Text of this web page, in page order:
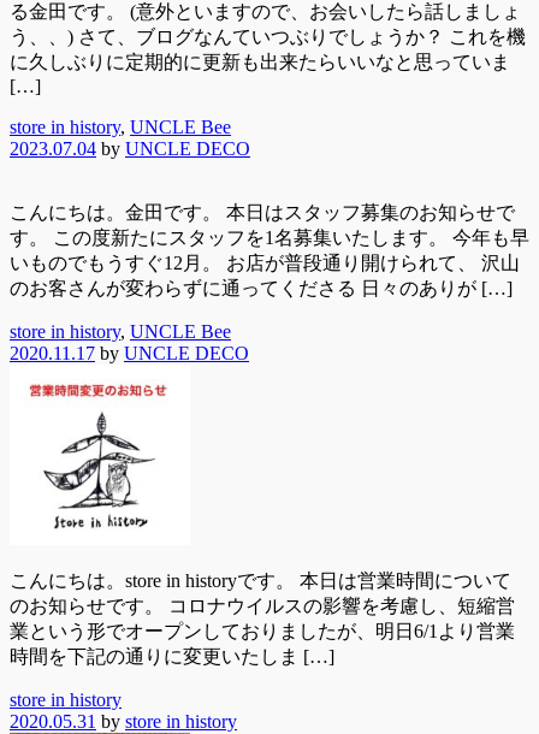
る金田です。 (意外といますので、お会いしたら話しましょ
う、、) さて、ブログなんていつぶりでしょうか？ これを機
に久しぶりに定期的に更新も出来たらいいなと思っていま
[…]
store in history, UNCLE Bee
2023.07.04 by UNCLE DECO
こんにちは。金田です。 本日はスタッフ募集のお知らせで
す。 この度新たにスタッフを1名募集いたします。 今年も早
いものでもうすぐ12月。 お店が普段通り開けられて、 沢山
のお客さんが変わらずに通ってくださる 日々のありが […]
store in history, UNCLE Bee
2020.11.17 by UNCLE DECO
こんにちは。store in historyです。 本日は営業時間について
のお知らせです。 コロナウイルスの影響を考慮し、短縮営
業という形でオープンしておりましたが、明日6/1より営業
時間を下記の通りに変更いたしま […]
store in history
2020.05.31 by store in history